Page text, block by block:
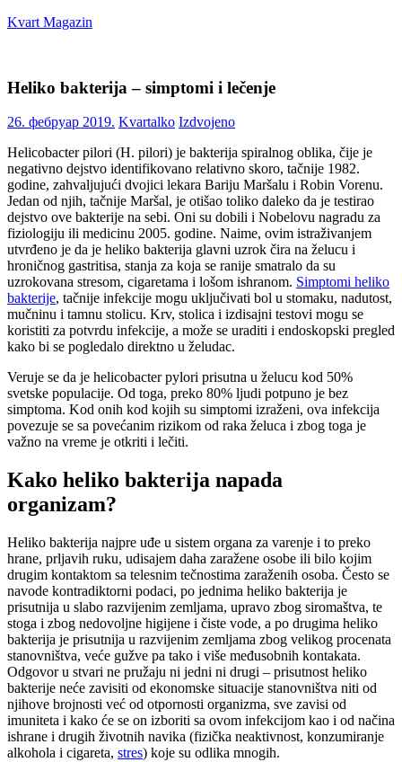
Skip
Kvart Magazin
click
vas!
Heliko bakterija – simptomi i lečenje
26. фебруар 2019. Kvartalko Izdvojeno
Helicobacter pilori (H. pilori) je bakterija spiralnog oblika, čije je
negativno dejstvo identifikovano relativno skoro, tačnije 1982.
godine, zahvaljujući dvojici lekara Bariju Maršalu i Robin Vorenu.
Jedan od njih, tačnije Maršal, je otišao toliko daleko da je testirao
dejstvo ove bakterije na sebi. Oni su dobili i Nobelovu nagradu za
fiziologiju ili medicinu 2005. godine. Naime, ovim istraživanjem
utvrđeno je da je heliko bakterija glavni uzrok čira na želucu i
hroničnog gastritisa, stanja za koja se ranije smatralo da su
uzrokovana stresom, cigaretama i lošom ishranom. Simptomi heliko
bakterije, tačnije infekcije mogu uključivati bol u stomaku, nadutost,
mučninu i tamnu stolicu. Krv, stolica i izdisajni testovi mogu se
koristiti za potvrdu infekcije, a može se uraditi i endoskopski pregled
kako bi se pogledalo direktno u želudac.
Veruje se da je helicobacter pylori prisutna u želucu kod 50%
svetske populacije. Od toga, preko 80% ljudi potpuno je bez
simptoma. Kod onih kod kojih su simptomi izraženi, ova infekcija
povezuje se sa povećanim rizikom od raka želuca i zbog toga je
važno na vreme je otkriti i lečiti.
Kako heliko bakterija napada
organizam?
Heliko bakterija najpre uđe u sistem organa za varenje i to preko
hrane, prljavih ruku, udisajem daha zaražene osobe ili bilo kojim
drugim kontaktom sa telesnim tečnostima zaraženih osoba. Često se
navode kontradiktorni podaci, po jednima heliko bakterija je
prisutnija u slabo razvijenim zemljama, upravo zbog siromaštva, te
stoga i zbog nedovoljne higijene i čiste vode, a po drugima heliko
bakterija je prisutnija u razvijenim zemljama zbog velikog procenata
stanovništva, veće gužve pa tako i više međusobnih kontakata.
Odgovor u stvari ne pružaju ni jedni ni drugi – prisutnost heliko
bakterije neće zavisiti od ekonomske situacije stanovništva niti od
njihove brojnosti već od otpornosti organizma, sve zavisi od
imuniteta i kako će se on izboriti sa ovom infekcijom kao i od načina
ishrane i drugih životnih navika (fizička neaktivnost, konzumiranje
alkohola i cigareta, stres) koje su odlika mnogih.